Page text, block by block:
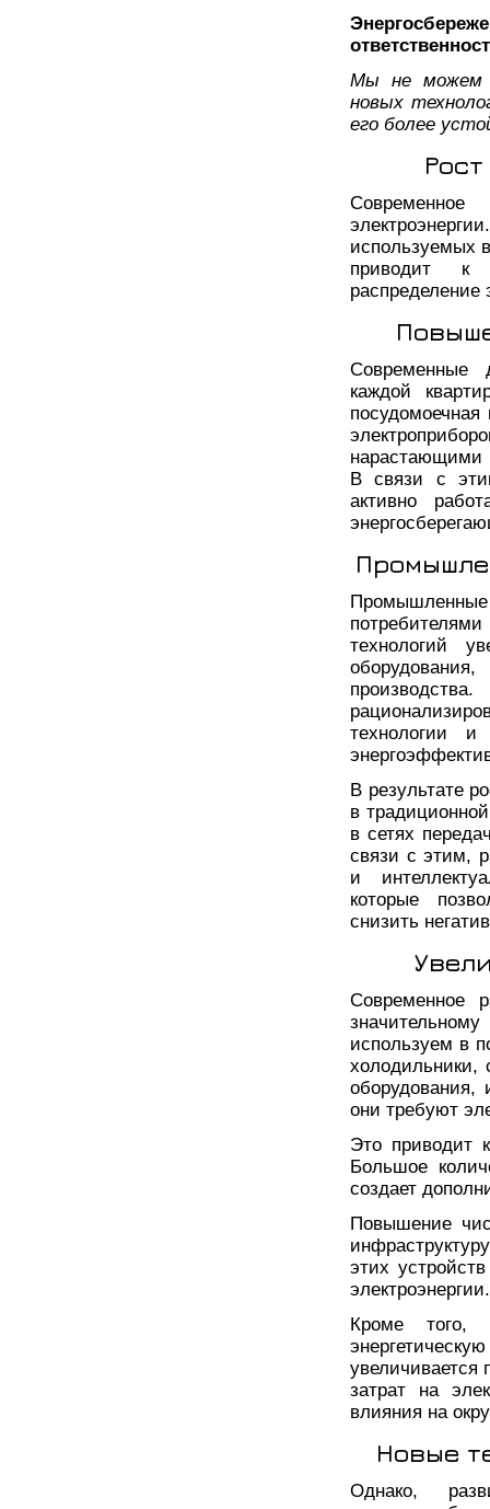
Мы не можем
новых
его более
используемых
приводит к
распределение
Современные
каждой
нарастающими
В связи с
активно
технологий
технологии
В результате
в
в сетях
связи с этим,
и
которые
снизить
Современное
используем в
оборудования,
они требуют
Это приводит
Большое
создает
Повышение
этих
электроэнергии.
Кроме того,
увеличивается
затрат на
влияния на
Новые
Однако,